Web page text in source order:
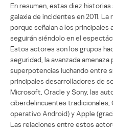
En resumen, estas diez historias
galaxia de incidentes en 2011.
porque señalan a los principales
seguirán siéndolo en el
Estos actores son los grupos
seguridad, la avanzada
superpotencias luchando entre
principales desarrolladores de
Microsoft, Oracle y Sony, las
ciberdelincuentes tradicionales,
operativo Android) y Apple
Las relaciones entre estos